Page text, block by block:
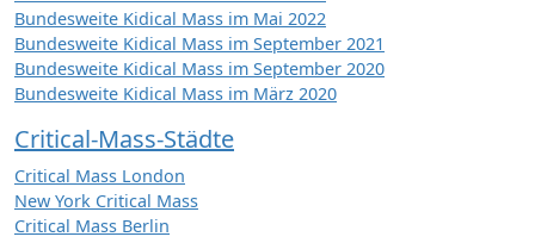
Bundesweite Kidical Mass im Mai 2022
Bundesweite Kidical Mass im September 2021
Bundesweite Kidical Mass im September 2020
Bundesweite Kidical Mass im März 2020
Critical-Mass-Städte
Critical Mass London
New York Critical Mass
Critical Mass Berlin